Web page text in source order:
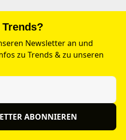
Newsletter an und
zu Trends & zu unseren
ABONNIEREN